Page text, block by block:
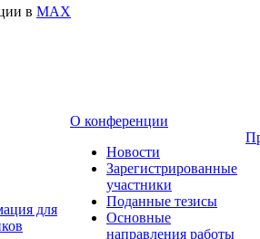
в МАХ
для
О конференции
Новости
Зарегистрированные
участники
Поданные тезисы
Основные
направления работы